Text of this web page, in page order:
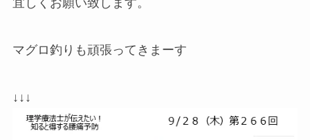
宜しくお願い致します。
マグロ釣りも頑張ってきまーす
↓↓↓